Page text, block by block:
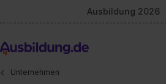
Ausbildung 2026
Unternehmen